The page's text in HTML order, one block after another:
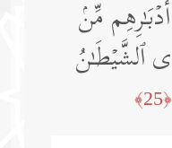
مِّنۢ
ٱلشَّیۡطَـٰنُ
﴿25﴾